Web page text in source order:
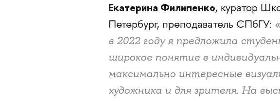
Екатерина Филипенко, куратор
Петербург, преподаватель СПбГУ:
в 2022 году я предложила
широкое понятие в
максимально интересные
художника и для зрителя. На